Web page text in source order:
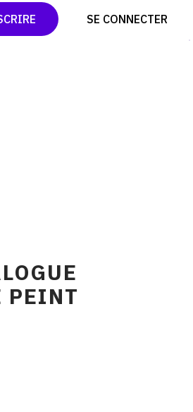
SE CONNECTER
TWITTER
PINTEREST
PEINT